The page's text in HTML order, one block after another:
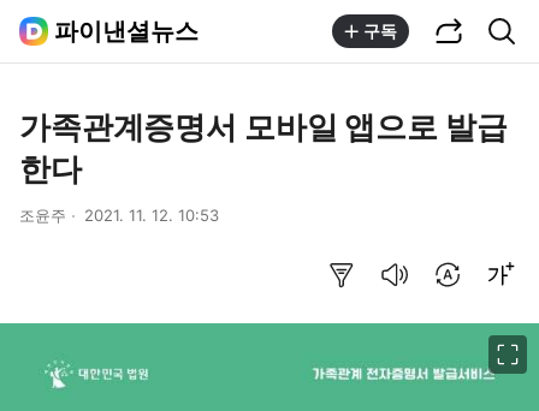
파이낸셜뉴스 구독
가족관계증명서 모바일 앱으로 발급
한다
조윤주 2021. 11. 12. 10:53